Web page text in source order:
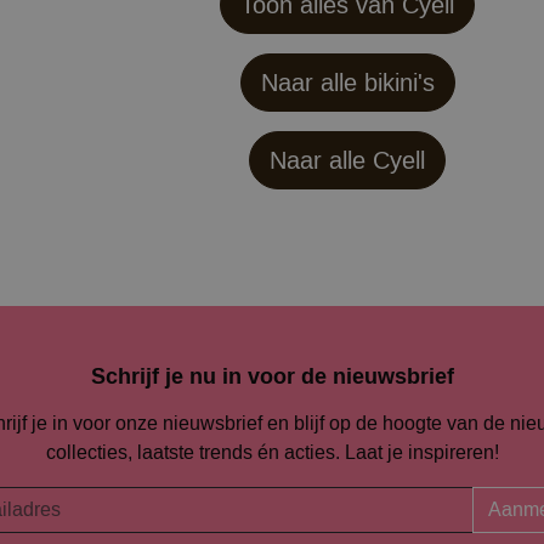
Naar alle bikini's
Naar alle Cyell
Schrijf je nu in voor de nieuwsbrief
je in voor onze nieuwsbrief en blijf op de hoogte van de
collecties, laatste trends én acties. Laat je inspireren!